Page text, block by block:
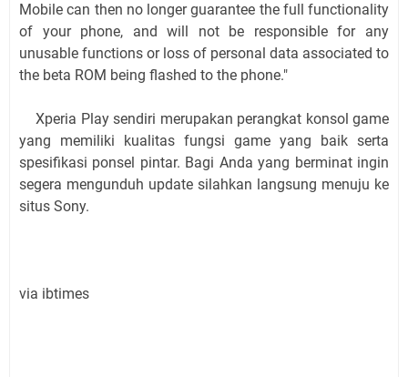
Mobile can then no longer guarantee the full functionality
of your phone, and will not be responsible for any
unusable functions or loss of personal data associated to
the beta ROM being flashed to the phone."
Xperia Play sendiri merupakan perangkat konsol game
yang memiliki kualitas fungsi game yang baik serta
spesifikasi ponsel pintar. Bagi Anda yang berminat ingin
segera mengunduh update silahkan langsung menuju ke
situs Sony.
via ibtimes